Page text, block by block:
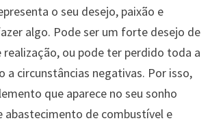
o seu desejo, paixão e
algo. Pode ser um forte desejo de
realização, ou pode ter perdido toda a
a circunstâncias negativas. Por isso,
que aparece no seu sonho
abastecimento de combustível e